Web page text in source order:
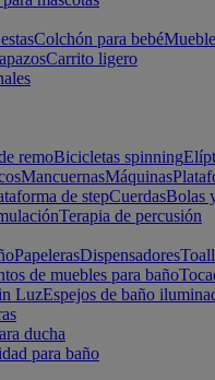
Colchón para bebé
Carrito ligero
remoBicicletas spinning
MancuernasMáquinas
de stepCuerdasBolas
Terapia de percusión
PapelerasDispensadores
de muebles para baño
LuzEspejos de baño
ducha
para baño